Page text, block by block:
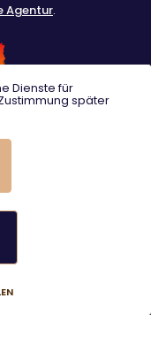
Agentur.
Dienste für
später